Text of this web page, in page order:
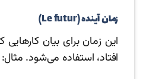
زمان آینده (Le futur)
این زمان برای بیان کارهایی
افتاد، استفاده می‌شود. مثال: